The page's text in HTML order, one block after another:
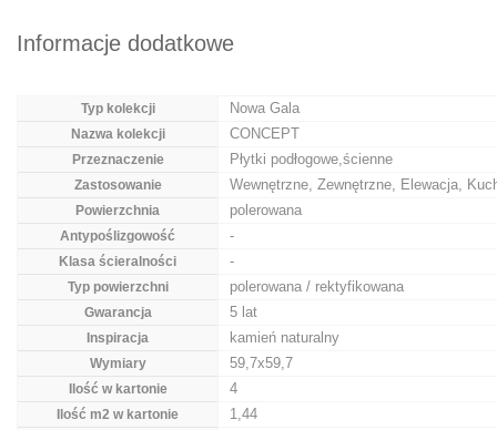
Informacje dodatkowe
Typ kolekcji Nowa Gala
Nazwa kolekcji CONCEPT
Przeznaczenie Płytki podłogowe,ścienne
Zastosowanie Wewnętrzne, Zewnętrzne, Elewacja,
Powierzchnia polerowana
Antypoślizgowość -
Klasa ścieralności -
Typ powierzchni polerowana / rektyfikowana
Gwarancja 5 lat
Inspiracja kamień naturalny
Wymiary 59,7x59,7
Ilość w kartonie 4
Ilość m2 w kartonie 1,44